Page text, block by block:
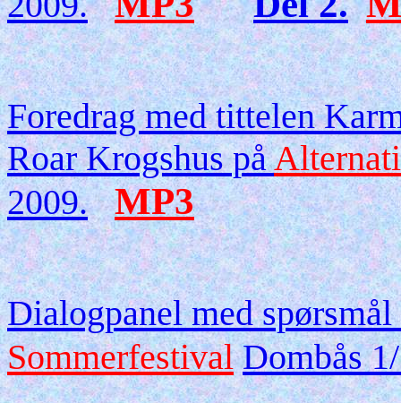
Foredrag med tittelen
Roar Krogshus på
2009.
MP3
Dialogpanel med
Sommerfestival Dombås